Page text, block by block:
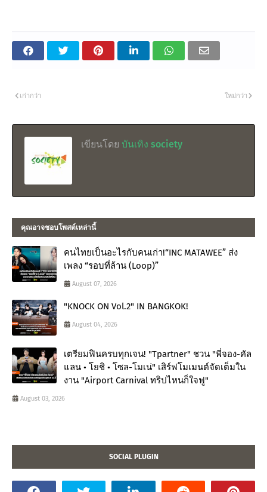
ใหม่กว่า
เก่ากว่า
เขียนโดย บันเทิง society
คุณอาจชอบโพสต์เหล่านี้
คนไทยเป็นอะไรกับคนเก่า!“INC MATAWEE” ส่ง
เพลง “รอบที่ล้าน (Loop)”
August 07, 2026
"KNOCK ON Vol.2" IN BANGKOK!
August 04, 2026
เตรียมฟินครบทุกเจน! "Tpartner" ชวน "พี่จอง-คัล
แลน • โยชิ • โซล-โมเน่" เสิร์ฟโมเมนต์จัดเต็มใน
งาน "Airport Carnival ทริปไหนก็ใจฟู"
August 03, 2026
SOCIAL PLUGIN